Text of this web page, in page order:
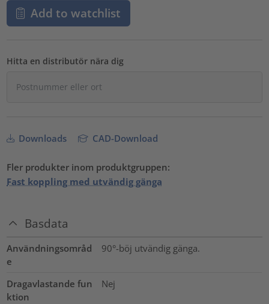
Add to watchlist
Hitta en distributör nära dig
Downloads CAD-Download
Fler produkter inom produktgruppen:
Fast koppling med utvändig gänga
Basdata
Användningsområd
e
90°-böj utvändig gänga.
Dragavlastande fun
ktion
Nej